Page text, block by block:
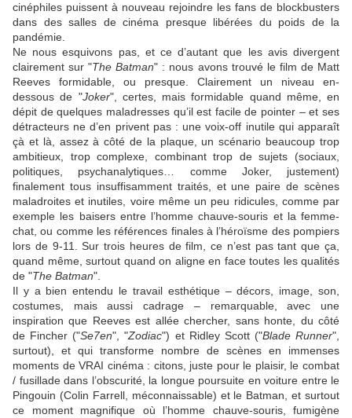
cinéphiles puissent à nouveau rejoindre les fans de blockbusters
dans des salles de cinéma presque libérées du poids de la
pandémie.
Ne nous esquivons pas, et ce d’autant que les avis divergent
clairement sur "The Batman" : nous avons trouvé le film de Matt
Reeves formidable, ou presque. Clairement un niveau en-
dessous de "Joker", certes, mais formidable quand même, en
dépit de quelques maladresses qu’il est facile de pointer – et ses
détracteurs ne d’en privent pas : une voix-off inutile qui apparaît
çà et là, assez à côté de la plaque, un scénario beaucoup trop
ambitieux, trop complexe, combinant trop de sujets (sociaux,
politiques, psychanalytiques… comme Joker, justement)
finalement tous insuffisamment traités, et une paire de scènes
maladroites et inutiles, voire même un peu ridicules, comme par
exemple les baisers entre l’homme chauve-souris et la femme-
chat, ou comme les références finales à l’héroïsme des pompiers
lors de 9-11. Sur trois heures de film, ce n’est pas tant que ça,
quand même, surtout quand on aligne en face toutes les qualités
de "The Batman".
Il y a bien entendu le travail esthétique – décors, image, son,
costumes, mais aussi cadrage – remarquable, avec une
inspiration que Reevesest allée chercher, sans honte, du côté
de Fincher ("Se7en", "Zodiac") et Ridley Scott("Blade Runner",
surtout), et qui transforme nombre de scènes en immenses
moments de VRAI cinéma : citons, juste pour le plaisir, le combat
/ fusillade dans l’obscurité, la longue poursuite en voiture entre le
Pingouin (Colin Farrell, méconnaissable) et le Batman, et surtout
ce moment magnifique où l’homme chauve-souris, fumigène